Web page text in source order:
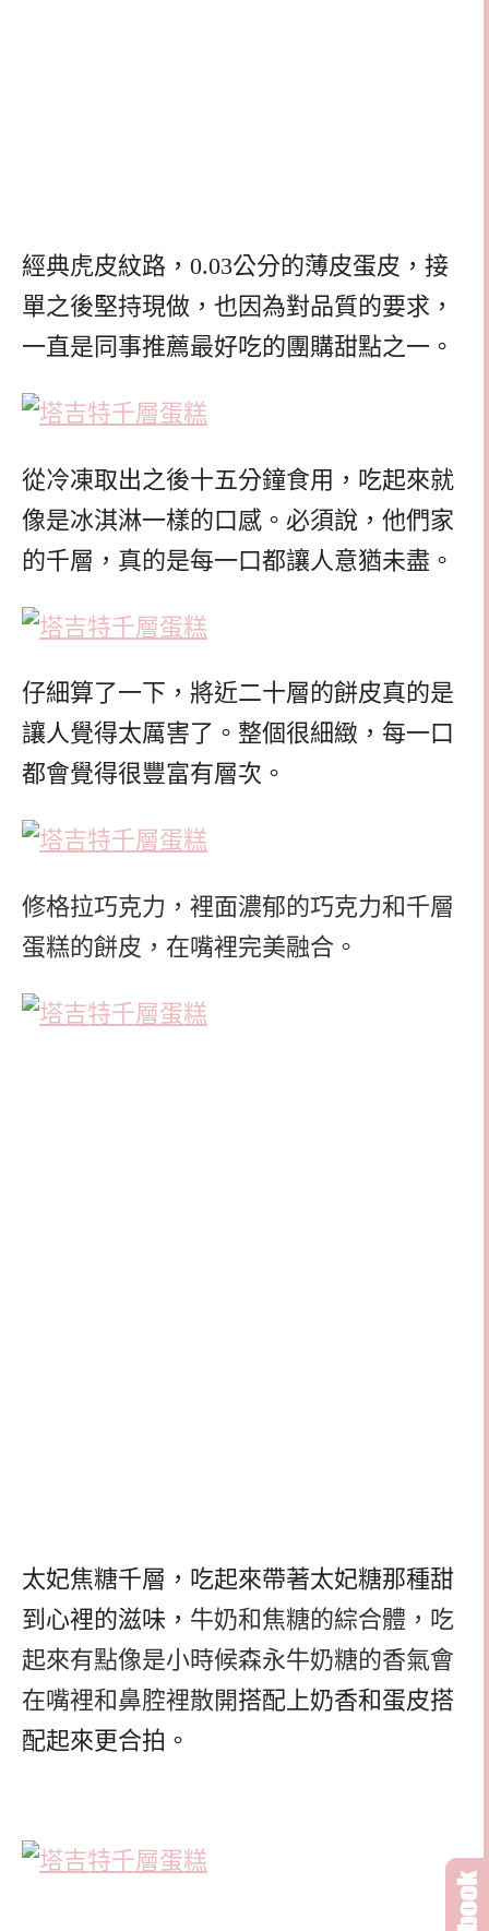
經典虎皮紋路，0.03公分的薄皮蛋皮，接
單之後堅持現做，也因為對品質的要求，
一直是同事推薦最好吃的團購甜點之一。
從冷凍取出之後十五分鐘食用，吃起來就
像是冰淇淋一樣的口感。必須說，他們家
的千層，真的是每一口都讓人意猶未盡。
仔細算了一下，將近二十層的餅皮真的是
讓人覺得太厲害了。整個很細緻，每一口
都會覺得很豐富有層次。
修格拉巧克力，裡面濃郁的巧克力和千層
蛋糕的餅皮，在嘴裡完美融合。
太妃焦糖千層，吃起來帶著太妃糖那種甜
到心裡的滋味， 牛奶和焦糖的綜合體，吃
起來有點像是小時候森永牛奶糖的香氣會
在嘴裡和鼻腔裡散開搭配上奶香和蛋皮搭
配起來更合拍。